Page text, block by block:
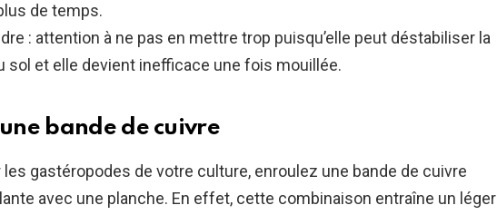
de temps.
: attention à ne pas en mettre trop puisqu’elle peut déstabiliser la
sol et elle devient inefficace une fois mouillée.
bande de cuivre
gastéropodes de votre culture, enroulez une bande de cuivre
avec une planche. En effet, cette combinaison entraîne un léger